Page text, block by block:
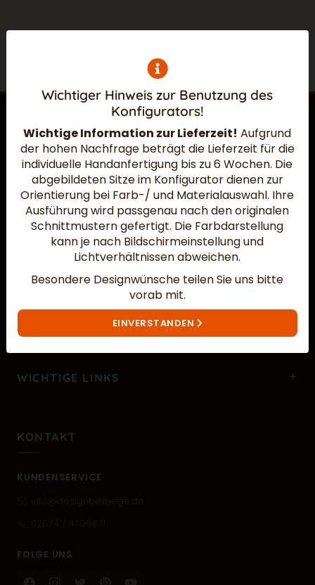
Wichtiger Hinweis zur Benutzung des
Konfigurators!
Wichtige Information zur Lieferzeit! Aufgrund
der hohen Nachfrage beträgt die Lieferzeit für die
individuelle Handanfertigung bis zu 6 Wochen. Die
abgebildeten Sitze im Konfigurator dienen zur
Orientierung bei Farb-/ und Materialauswahl. Ihre
Ausführung wird passgenau nach den originalen
Schnittmustern gefertigt. Die Farbdarstellung
kann je nach Bildschirmeinstellung und
Lichtverhältnissen abweichen.
Besondere Designwünsche teilen Sie uns bitte
vorab mit.
EINVERSTANDEN
Widerruf absenden
MEHR ÜBER UNS…
WICHTIGE LINKS
KONTAKT
KUNDENSERVICE
FOLGE UNS